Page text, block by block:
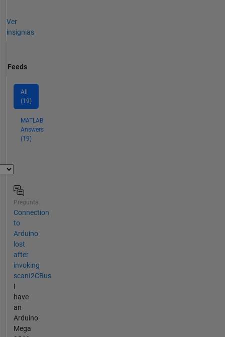
Ver
insignias
Feeds
All
(19)
MATLAB
Answers
(19)
Pregunta
Connection
to
Arduino
lost
after
invoking
scanI2CBus
I
have
an
Arduino
Mega